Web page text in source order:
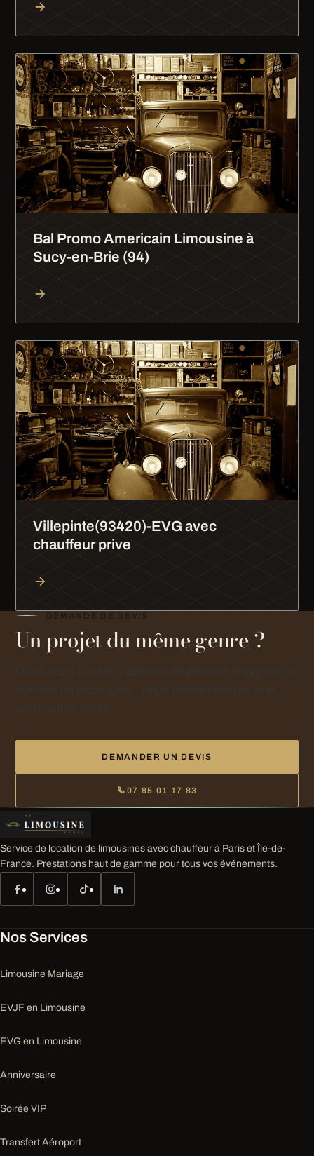
Bal Promo Americain Limousine à
Sucy-en-Brie (94)
Villepinte(93420)-EVG avec
chauffeur prive
DEMANDE DE DEVIS
Un projet du même genre ?
DEMANDER UN DEVIS
07 85 01 17 83
Service de location de limousines avec chauffeur à Paris et Île-de-
France. Prestations haut de gamme pour tous vos événements.
Nos Services
Limousine Mariage
EVJF en Limousine
EVG en Limousine
Anniversaire
Soirée VIP
Transfert Aéroport